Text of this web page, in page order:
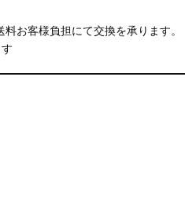
お客様負担にて交換を承ります。